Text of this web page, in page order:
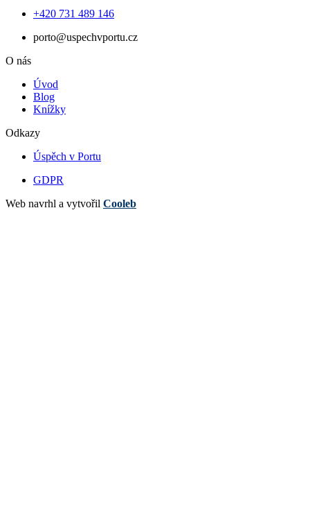
+420 731 489 146
porto@uspechvportu.cz
O nás
Úvod
Blog
Knížky
Odkazy
Úspěch v Portu
GDPR
Web navrhl a vytvořil Cooleb